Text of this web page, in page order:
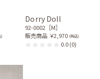
白に近かったのでびっくりし
おいたら、直ったので良かっ
スで良かったです。 ありがと
)
Dorry Doll
92-0002［M］
販売商品 ￥2,970 (税込)
0.0(0)